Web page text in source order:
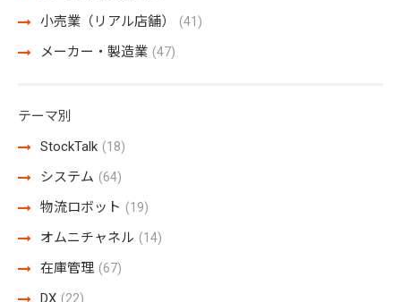
小売業（リアル店舗） (41)
メーカー・製造業 (47)
テーマ別
StockTalk (18)
システム (64)
物流ロボット (19)
オムニチャネル (14)
在庫管理 (67)
DX (22)